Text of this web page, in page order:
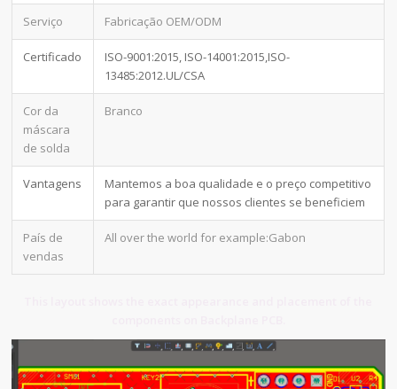
Serviço Fabricação OEM/ODM
Certificado
ISO-9001:2015, ISO-14001:2015,ISO-
13485:2012.UL/CSA
Cor da
máscara
de solda
Branco
Vantagens
Mantemos a boa qualidade e o preço competitivo
para garantir que nossos clientes se beneficiem
País de
vendas
All over the world for example:Gabon